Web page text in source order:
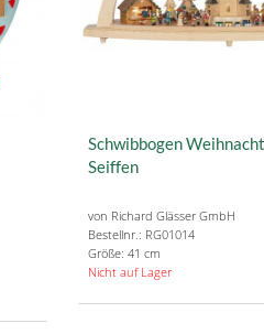
Schwibbogen
Seiffen
von Richard Glässer GmbH
Bestellnr.: RG01014
Größe: 41 cm
Nicht auf Lager